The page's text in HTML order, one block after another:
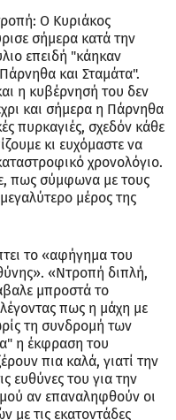
Ο Κυριάκος
σήμερα κατά την
επειδή "κάηκαν
και Σταμάτα".
η κυβέρνησή του δεν
και σήμερα η Πάρνηθα
πυρκαγιές, σχεδόν κάθε
κι ευχόμαστε να
χρονολόγιο.
πως σύμφωνα με τους
μέρος της
το «αφήγημα του
«Ντροπή διπλή,
μπροστά το
πως η μάχη με
τη συνδρομή των
η έκφραση του
πια καλά, γιατί την
ευθύνες του για την
αν επαναληφθούν οι
με τις εκατοντάδες